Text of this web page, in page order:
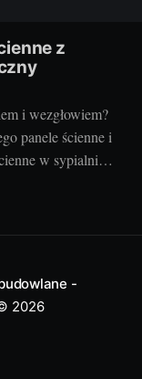
z
i wezgłowiem?
panele ścienne i
w sypialni
i działają
w
-
2026